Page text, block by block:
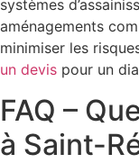
systèmes
aménagements
minimiser les
un devis pour un
FAQ –
à Saint-